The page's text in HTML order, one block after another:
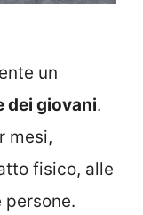
un
dei giovani.
mesi,
fisico, alle
persone.